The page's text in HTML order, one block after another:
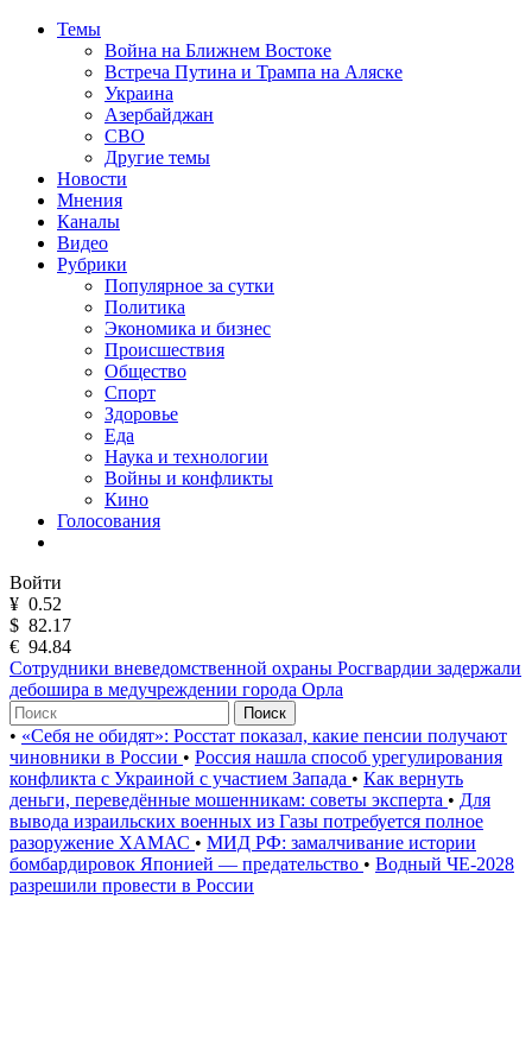
Темы
Война на Ближнем Востоке
Встреча Путина и Трампа на Аляске
Украина
Азербайджан
СВО
Другие темы
Новости
Мнения
Каналы
Видео
Рубрики
Популярное за сутки
Политика
Экономика и бизнес
Происшествия
Общество
Спорт
Здоровье
Еда
Наука и технологии
Войны и конфликты
Кино
Голосования
Войти
¥ 0.52
$ 82.17
€ 94.84
Сотрудники вневедомственной охраны Росгвардии задержали
дебошира в медучреждении города Орла
Поиск
• «Себя не обидят»: Росстат показал, какие пенсии получают
чиновники в России • Россия нашла способ урегулирования
конфликта с Украиной с участием Запада • Как вернуть
деньги, переведённые мошенникам: советы эксперта • Для
вывода израильских военных из Газы потребуется полное
разоружение ХАМАС • МИД РФ: замалчивание истории
бомбардировок Японией — предательство • Водный ЧЕ-2028
разрешили провести в России